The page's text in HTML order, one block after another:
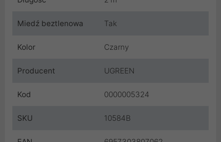
Miedź beztlenowa Tak
Kolor Czarny
Producent UGREEN
Kod 0000005324
SKU 10584B